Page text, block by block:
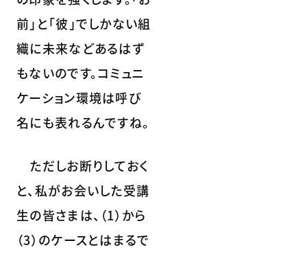
前」と「彼」でしかない組
織に未来などあるはず
もないのです。コミュニ
ケーション環境は呼び
名にも表れるんですね。
ただしお断りしておく
と、私がお会いした受講
生の皆さまは、（1）から
（3）のケースとはまるで